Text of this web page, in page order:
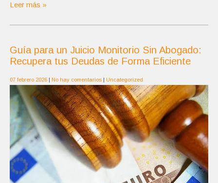
Leer más »
Guía para un Juicio Monitorio Sin Abogado:
Recupera tus Deudas de Forma Eficiente
07 febrero 2026 | No hay comentarios | Uncategorized